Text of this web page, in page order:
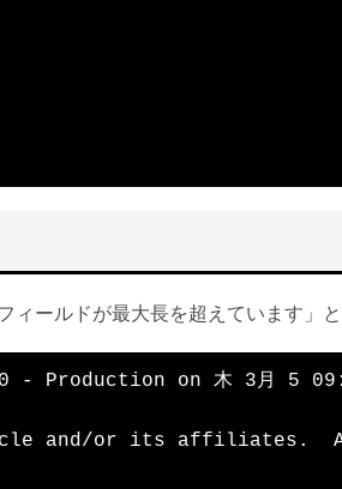
ィールドが最大長を超えています」と
- Production on 木 3月 5
and/or its affiliates.